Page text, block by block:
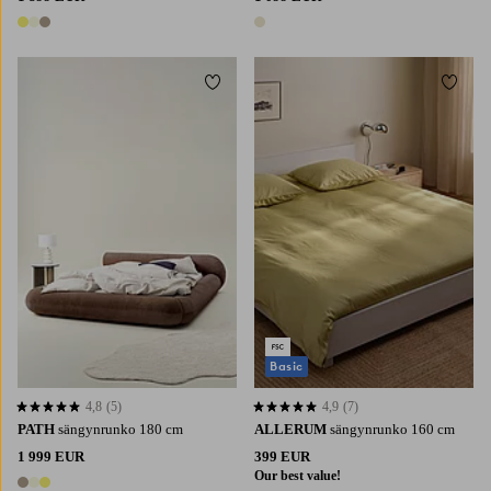
3 värejä 1 väri
PATH sängynrunko 180 cm
1 999 EUR
4,8 perustuen 5 arvosanaan
4,8 (5)
Lisää suosikkeihin
ALLERUM sängynrunko 160 cm
399 EUR
Our best value!
4,9 perustuen 7 arvosanaan
4,9 (7)
Basic
Lisää